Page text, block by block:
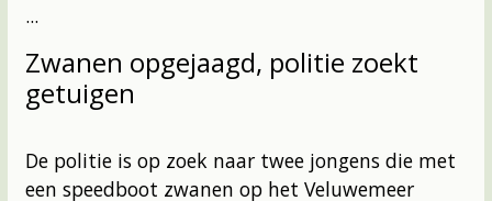
...
Zwanen opgejaagd, politie zoekt
getuigen
De politie is op zoek naar twee jongens die met
een speedboot zwanen op het Veluwemeer